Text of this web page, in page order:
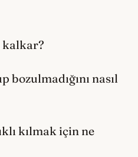
kalkar?
bozulmadığını nasıl
kılmak için ne